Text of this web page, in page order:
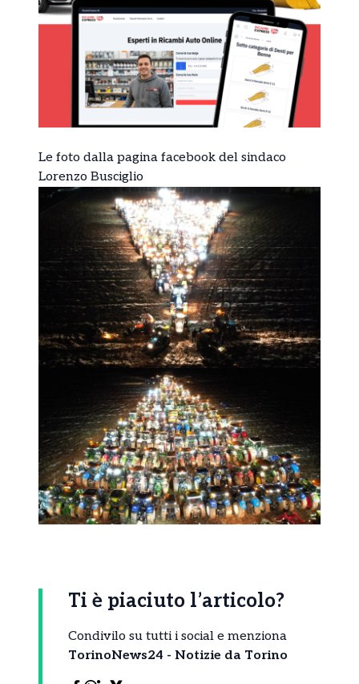
Le foto dalla pagina facebook del sindaco
Lorenzo Busciglio
Ti è piaciuto l’articolo?
Condivilo su tutti i social e menziona
TorinoNews24 - Notizie da Torino